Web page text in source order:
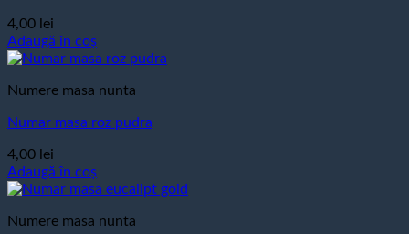
4,00 lei
Adaugă în coș
Numere masa nunta
Numar masa roz pudra
4,00 lei
Adaugă în coș
Numere masa nunta